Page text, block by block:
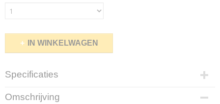
IN WINKELWAGEN
Specificaties
Productcode leverancier
7.3
Omschrijving